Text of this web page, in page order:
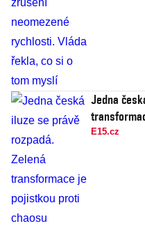
Jedna
E15.cz